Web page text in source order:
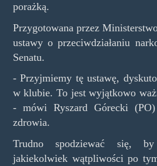
porażką.
Przygotowana przez
ustawy o przeciwdziałaniu
Senatu.
- Przyjmiemy tę ustawę,
w klubie. To jest wyjątkowo
- mówi Ryszard Górecki
zdrowia.
Trudno spodziewać się,
jakiekolwiek wątpliwości po